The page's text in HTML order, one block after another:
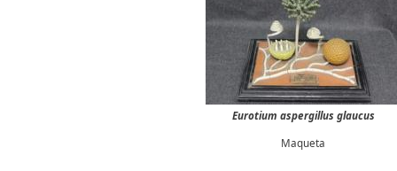
Eurotium aspergillus glaucus
Maqueta